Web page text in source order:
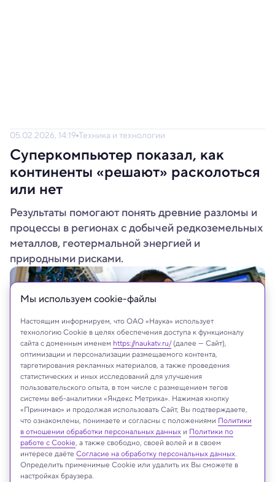
05.02.2026, 14:19 Техника и технологии
Суперкомпьютер показал, как
континенты «решают» расколоться
или нет
Результаты помогают понять древние разломы и
процессы в регионах с добычей редкоземельных
металлов, геотермальной энергией и
природными рисками.
SeventyFour/Shutterstock/FOTODOM
Мы используем сookie-файлы
Настоящим информируем, что ОАО «Наука» использует
технологию Cookie в целях обеспечения доступа к функционалу
сайта с доменным именем https://naukatv.ru/(далее — Сайт),
оптимизации и персонализации размещаемого контента,
таргетирования рекламных материалов, а также проведения
статистических и иных исследований для улучшения
пользовательского опыта, в том числе с размещением тегов
системы веб-аналитики «Яндекс Метрика». Нажимая кнопку
«Принимаю» и продолжая использовать Сайт, Вы подтверждаете,
что ознакомлены, понимаете и согласны с положениями Политики
в отношении обработки персональных данных и Политики по
работе с Cookie, а также свободно, своей волей и в своем
интересе даёте Согласие на обработку персональных данных.
Определить применимые Cookie или удалить их Вы сможете в
настройках браузера.